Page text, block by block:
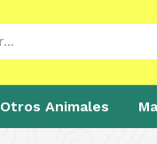
Otros Animales